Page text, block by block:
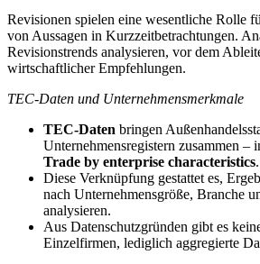
Revisionen spielen eine wesentliche Rolle
von Aussagen in Kurzzeitbetrachtungen.
Revisionstrends analysieren, vor dem
wirtschaftlicher Empfehlungen.
TEC-Daten und Unternehmensmerkmale
TEC-Daten bringen
Unternehmensregistern zusammen –
Trade by enterprise characteristics.
Diese Verknüpfung gestattet es,
nach Unternehmensgröße, Branche
analysieren.
Aus Datenschutzgründen gibt es
Einzelfirmen, lediglich aggregierte